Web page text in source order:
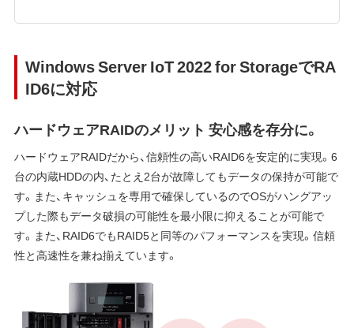
Windows Server IoT 2022 for StorageでRA
ID6に対応
ハードウェアRAIDのメリット 安心感を存分に。
ハードウェアRAIDだから、信頼性の高いRAID6を安定的に実現。6
台の内蔵HDDの内、たとえ2台が故障してもデータの保持が可能で
す。また、キャッシュを専用で確保しているのでOSがハングアッ
プした際もデータ破損の可能性を最小限に抑えることが可能で
す。また、RAID6でもRAID5と同等のパフォーマンスを実現。信頼
性と高速性を兼ね揃えています。